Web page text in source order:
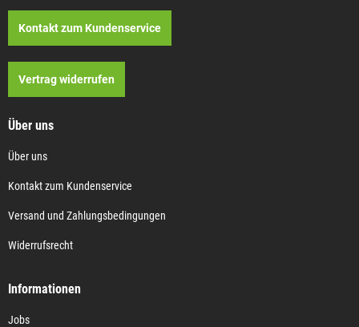
Kontakt zum Kundenservice
Vertrag widerrufen
Über uns
Über uns
Kontakt zum Kundenservice
Versand und Zahlungsbedingungen
Widerrufsrecht
Informationen
Jobs